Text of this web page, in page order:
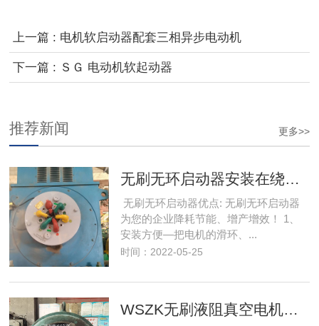
上一篇 : 电机软启动器配套三相异步电动机
下一篇 : ＳＧ 电动机软起动器
更多>>
推荐新闻
无刷无环启动器优点: 无刷无环启动器
为您的企业降耗节能、增产增效！ 1、
安装方便—把电机的滑环、...
时间：2022-05-25
WSZK无刷液阻真空电机起动器在球磨机电机上应用的优点